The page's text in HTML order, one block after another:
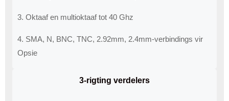
3. Oktaaf ​​en multioktaaf ​​tot 40 Ghz
4. SMA, N, BNC, TNC, 2.92mm, 2.4mm-verbindings vir
Opsie
3-rigting verdelers